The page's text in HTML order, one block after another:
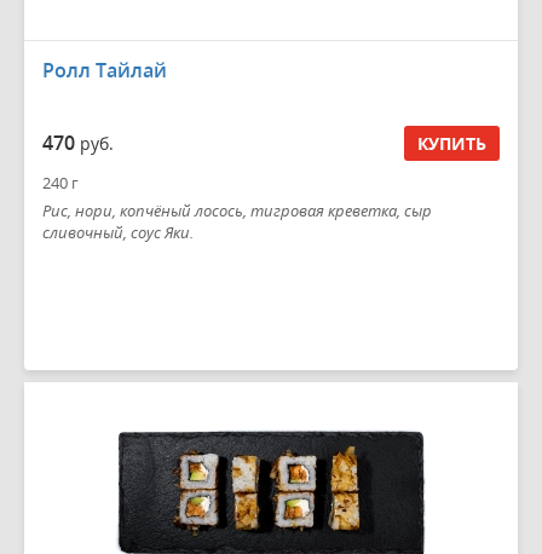
Ролл Тайлай
470 руб. КУПИТЬ
240 г
Рис, нори, копчёный лосось, тигровая креветка, сыр
сливочный, соус Яки.